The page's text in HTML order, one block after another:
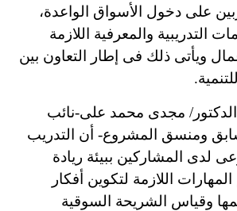
على دخول الأسواق الواعدة،
التدريبية والمعرفية اللازمة
ويأتى ذلك فى إطار التعاون بين
مجدى محمد على-نائب
ومنسق المشروع- أن التدريب
لدى المشاركين ببيئة ريادة
اللازمة لتكوين أفكار
وقياس الشريحة السوقية